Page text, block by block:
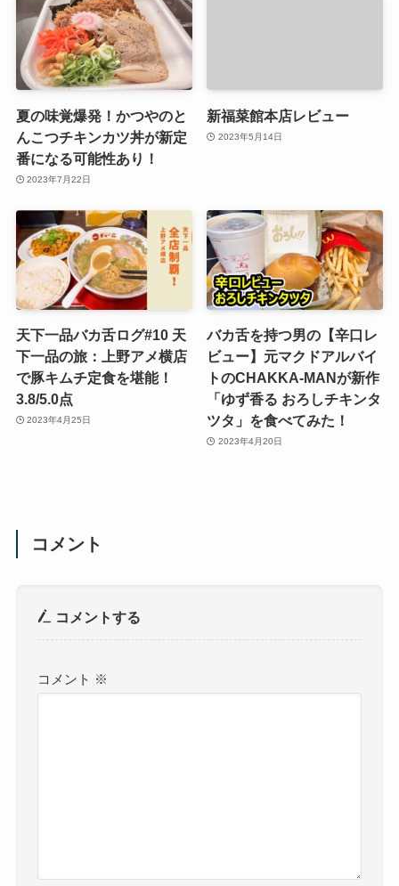
夏の味覚爆発！かつやのと
んこつチキンカツ丼が新定
番になる可能性あり！
2023年7月22日
新福菜館本店レビュー
2023年5月14日
天下一品バカ舌ログ#10 天
下一品の旅：上野アメ横店
で豚キムチ定食を堪能！
3.8/5.0点
2023年4月25日
バカ舌を持つ男の【辛口レ
ビュー】元マクドアルバイ
トのCHAKKA-MANが新作
「ゆず香る おろしチキンタ
ツタ」を食べてみた！
2023年4月20日
コメント
コメントする
コメント ※